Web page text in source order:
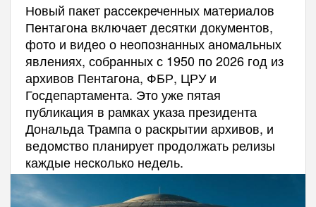
Новый пакет рассекреченных материалов
Пентагона включает десятки документов,
фото и видео о неопознанных аномальных
явлениях, собранных с 1950 по 2026 год из
архивов Пентагона, ФБР, ЦРУ и
Госдепартамента. Это уже пятая
публикация в рамках указа президента
Дональда Трампа о раскрытии архивов, и
ведомство планирует продолжать релизы
каждые несколько недель.